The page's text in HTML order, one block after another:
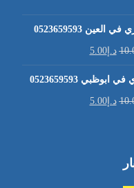
0523659593
د.إ5.00
0523659593
د.إ5.00